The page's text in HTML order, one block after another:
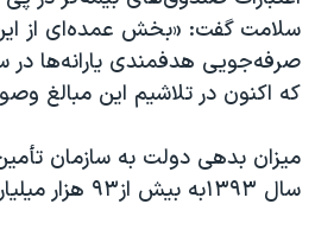
نرگس محمدی برنده جایزه نوبل صلح
همایش محافظه‌کاران آمریکا «سی‌پک»
سفر پرزیدنت ترامپ به چین
سلامت گفت: «بخش عمده‌ای از این
که اکنون در تلاشیم این مبالغ
میزان بدهی دولت به سازمان
سال ۱۳۹۳به بیش از۹۳ هزار میلیارد تومان رسید.